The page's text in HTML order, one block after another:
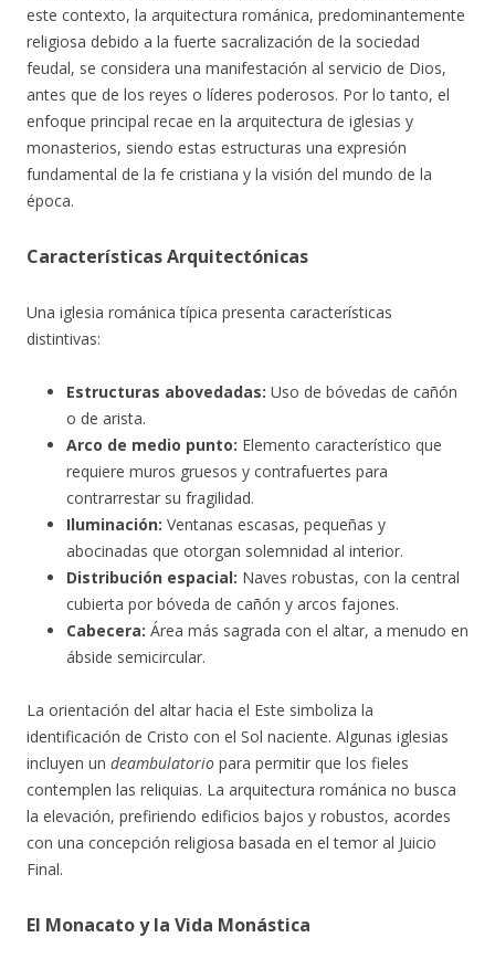
este contexto, la arquitectura románica, predominantemente
religiosa debido a la fuerte sacralización de la sociedad
feudal, se considera una manifestación al servicio de Dios,
antes que de los reyes o líderes poderosos. Por lo tanto, el
enfoque principal recae en la arquitectura de iglesias y
monasterios, siendo estas estructuras una expresión
fundamental de la fe cristiana y la visión del mundo de la
época.
Características Arquitectónicas
Una iglesia románica típica presenta características
distintivas:
Estructuras abovedadas: Uso de bóvedas de cañón
o de arista.
Arco de medio punto: Elemento característico que
requiere muros gruesos y contrafuertes para
contrarrestar su fragilidad.
Iluminación: Ventanas escasas, pequeñas y
abocinadas que otorgan solemnidad al interior.
Distribución espacial: Naves robustas, con la central
cubierta por bóveda de cañón y arcos fajones.
Cabecera: Área más sagrada con el altar, a menudo en
ábside semicircular.
La orientación del altar hacia el Este simboliza la
identificación de Cristo con el Sol naciente. Algunas iglesias
incluyen un deambulatorio para permitir que los fieles
contemplen las reliquias. La arquitectura románica no busca
la elevación, prefiriendo edificios bajos y robustos, acordes
con una concepción religiosa basada en el temor al Juicio
Final.
El Monacato y la Vida Monástica